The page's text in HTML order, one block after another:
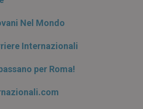
Nel Mondo
Internazionali
per Roma!